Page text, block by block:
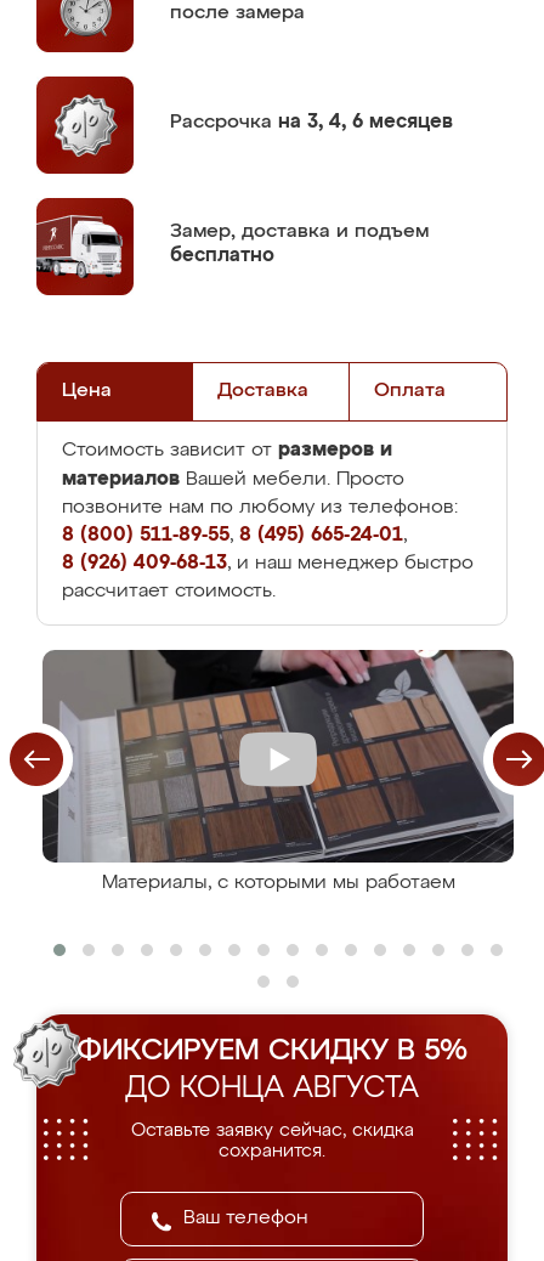
после замера
Рассрочка на 3, 4, 6 месяцев
Замер, доставка и подъем
бесплатно
Цена Доставка Оплата
Стоимость зависит от размеров и
материалов Вашей мебели. Просто
позвоните нам по любому из телефонов:
8 (800) 511-89-55, 8 (495) 665-24-01,
8 (926) 409-68-13, и наш менеджер быстро
рассчитает стоимость.
Материалы, с которыми мы работаем
ФИКСИРУЕМ СКИДКУ В 5%
ДО КОНЦА АВГУСТА
Оставьте заявку сейчас, скидка
сохранится.